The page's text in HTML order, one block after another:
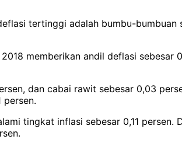
tertinggi adalah bumbu-
memberikan andil deflasi
dan cabai rawit sebesar 0,03
persen.
tingkat inflasi sebesar 0,11